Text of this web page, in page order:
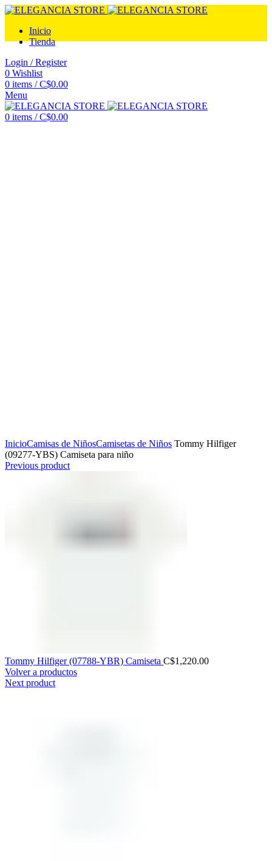
Inicio
Tienda
Login / Register
0 Wishlist
0 items / C$0.00
Menu
0 items / C$0.00
InicioCamisas de NiñosCamisetas de Niños Tommy Hilfiger
(09277-YBS) Camiseta para niño
Previous product
Tommy Hilfiger (07788-YBR) Camiseta C$1,220.00
Volver a productos
Next product